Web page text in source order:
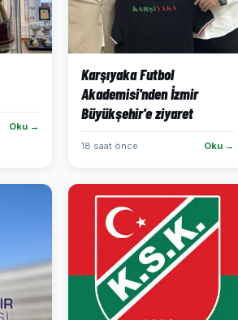
Oku →
Karşıyaka Futbol
Akademisi'nden İzmir
Büyükşehir'e ziyaret
18 saat önce Oku →